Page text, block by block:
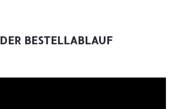
DER BESTELLABLAUF